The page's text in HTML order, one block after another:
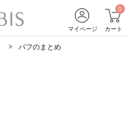
マイページ
0
カート
パフのまとめ